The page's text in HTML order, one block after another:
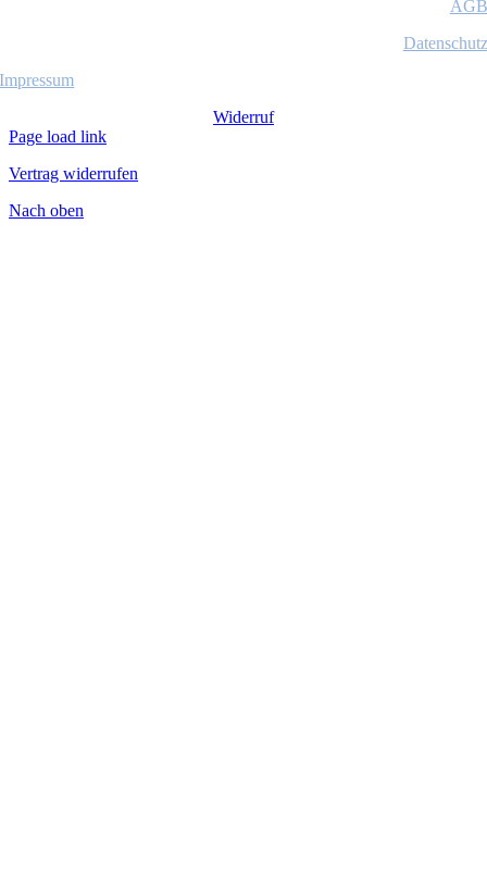
AGB
Datenschutz
Impressum
Widerruf
Page load link
Vertrag widerrufen
Nach oben